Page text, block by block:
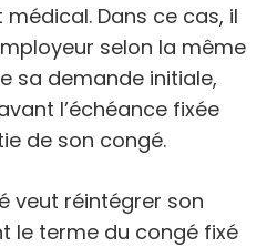
Dans ce cas, il
selon la même
sa demande initiale,
l’échéance fixée
de son congé.
veut réintégrer son
le terme du congé fixé